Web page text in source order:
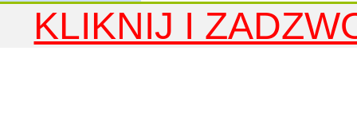
KLIKNIJ I